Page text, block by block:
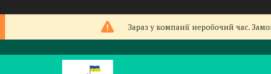
Зараз у компанії неробочий час.